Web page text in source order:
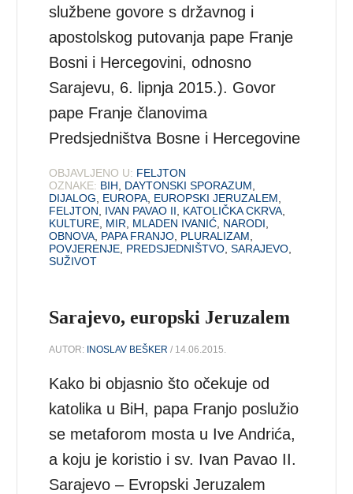
službene govore s državnog i
apostolskog putovanja pape Franje
Bosni i Hercegovini, odnosno
Sarajevu, 6. lipnja 2015.). Govor
pape Franje članovima
Predsjedništva Bosne i Hercegovine
OBJAVLJENO U: FELJTON
OZNAKE: BIH DAYTONSKI SPORAZUM
DIJALOG
EUROPA EUROPSKI JERUZALEM
FELJTON
IVAN PAVAO II KATOLIČKA CKRVA
KULTURE MIR MLADEN IVANIĆ NARODI
OBNOVA PAPA FRANJO PLURALIZAM
POVJERENJE PREDSJEDNIŠTVO ,SARAJEVO
SUŽIVOT
Sarajevo, europski Jeruzalem
AUTOR: INOSLAV BEŠKER / 14.06.2015.
Kako bi objasnio što očekuje od
katolika u BiH, papa Franjo poslužio
se metaforom mosta u Ive Andrića,
a koju je koristio i sv. Ivan Pavao II.
Sarajevo – Evropski Jeruzalem